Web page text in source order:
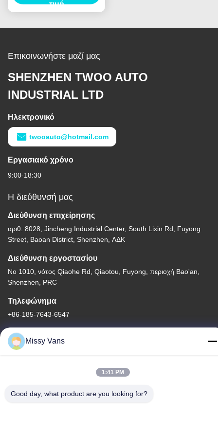
Assy ζυγωμάτων για
τιμή
Επικοινωνήστε μαζί μας
SHENZHEN TWOO AUTO
INDUSTRIAL LTD
Ηλεκτρονικό
twooauto@hotmail.com
Εργασιακό χρόνο
9:00-18:30
Η διεύθυνσή μας
Διεύθυνση επιχείρησης
αριθ. 8028, Jincheng Industrial Center, South Lixin Rd, Fuyong
Street, Baoan District, Shenzhen, ΛΔΚ
Διεύθυνση εργοστασίου
Νο 1010, νότος Qiaohe Rd, Qiaotou, Fuyong, περιοχή Bao'an,
Shenzhen, PRC
Τηλεφώνημα
+86-185-7643-6547
Κίνα Καλή ποιότητα Ιαπωνικά μέρη μηχανών Προμηθευτής. -2026
διατηρούνται.
Missy Vans
1:41 PM
Good day, what product are you looking for?